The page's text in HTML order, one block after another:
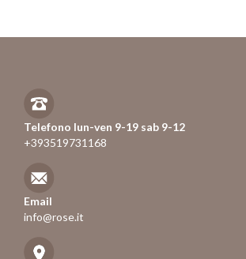
Telefono lun-ven 9-19 sab 9-12
+393519731168
Email
info@rose.it